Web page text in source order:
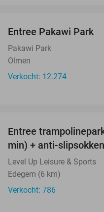
Entree Pakawi Park
Pakawi Park
Olmen
Verkocht: 12.274
Entree
min) + anti-slipsokken
Level Up Leisure & Sports
Edegem (6 km)
Verkocht: 786